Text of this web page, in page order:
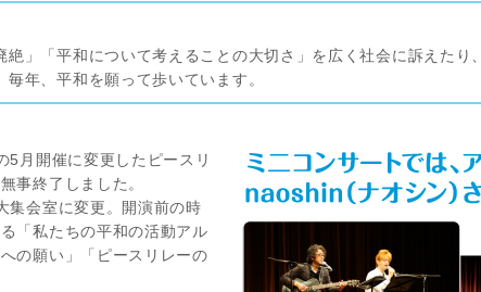
」「平和について考えることの大切さ」を広く社会に訴えたり、
年、平和を願って歩いています。
月開催に変更したピースリ
事終了しました。
会室に変更。開演前の時
「私たちの平和の活動アル
の願い」「ピースリレーの